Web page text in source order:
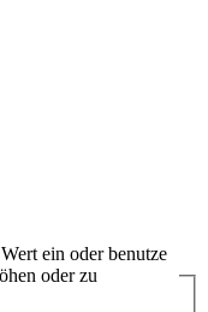
ein oder benutze
oder zu